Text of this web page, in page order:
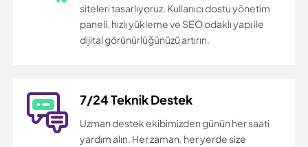
siteleri tasarlıyoruz. Kullanıcı dostu yönetim
paneli, hızlı yükleme ve SEO odaklı yapı ile
dijital görünürlüğünüzü artırın.
7/24 Teknik Destek
Uzman destek ekibimizden günün her saati
yardım alın. Her zaman, her yerde size